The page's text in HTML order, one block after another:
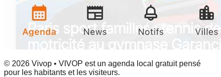
© 2026 Vivop • VIVOP est un agenda local gratuit pensé
pour les habitants et les visiteurs.